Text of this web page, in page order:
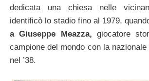
dedicata una chiesa nelle
identificò lo stadio fino al 1979,
a Giuseppe Meazza, giocatore
campione del mondo con la nazionale
nel ’38.